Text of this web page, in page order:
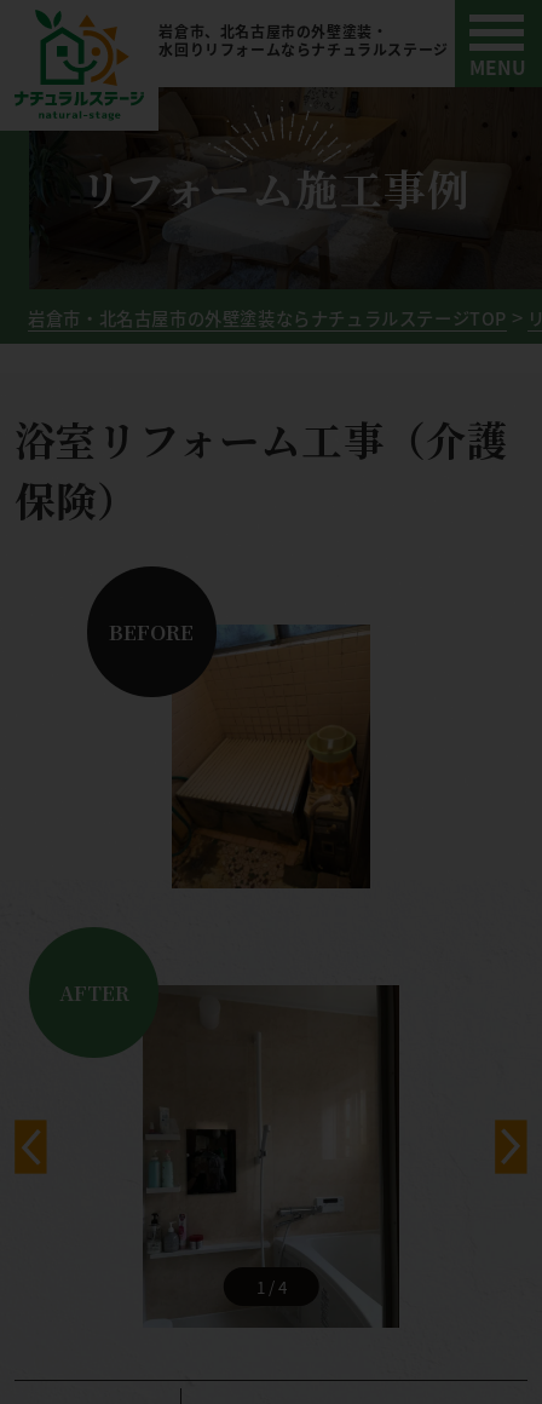
岩倉市、北名古屋市の外壁塗装・
水回りリフォームならナチュラルステージ
リフォーム施工事例
岩倉市・北名古屋市の外壁塗装ならナチュラルステージTOP
浴室リフォーム工事（介護
保険）
BEFORE
AFTER
1 / 4